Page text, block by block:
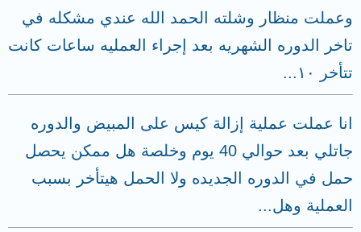
وعملت منظار وشلته الحمد الله عندي مشكله في
تاخر الدوره الشهريه بعد إجراء العمليه ساعات كانت
تتأخر ١٠...
انا عملت عملية إزالة كيس على المبيض والدوره
جاتلي بعد حوالي 40 يوم وخلصة هل ممكن يحصل
حمل في الدوره الجديده ولا الحمل هيتأخر بسبب
العملية وهل...